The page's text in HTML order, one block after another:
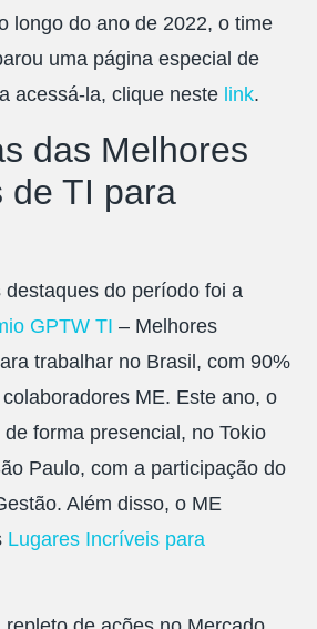
longo do ano de 2022, o time
uma página especial de
acessá-la, clique neste link.
das Melhores
de TI para
do período foi a
GPTW TI – Melhores
trabalhar no Brasil, com 90%
ME. Este ano, o
forma presencial, no Tokio
Paulo, com a participação do
Além disso, o ME
Lugares Incríveis para